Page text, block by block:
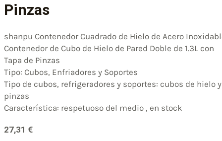
Pinzas
shanpu Contenedor Cuadrado de Hielo de Acero
Contenedor de Cubo de Hielo de Pared Doble de 1.3L con
Tapa de Pinzas
Tipo: Cubos, Enfriadores y Soportes
Tipo de cubos, refrigeradores y soportes: cubos de hielo y
pinzas
Característica: respetuoso del medio , en stock
27,31 €